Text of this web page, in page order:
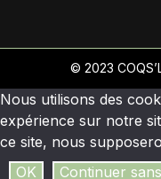
© 2023
Nous utilisons des
expérience sur notre
ce site, nous
OK
Continuer